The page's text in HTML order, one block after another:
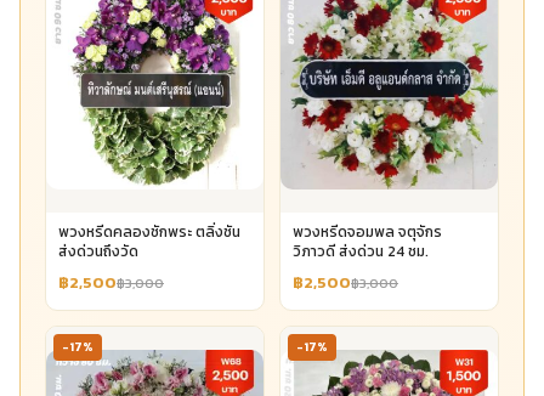
พวงหรีดคลองชักพระ ตลิ่งชัน
ส่งด่วนถึงวัด
฿2,500฿3,000
พวงหรีดจอมพล จตุจักร
วิภาวดี ส่งด่วน 24 ชม.
฿2,500฿3,000
-17% -17%